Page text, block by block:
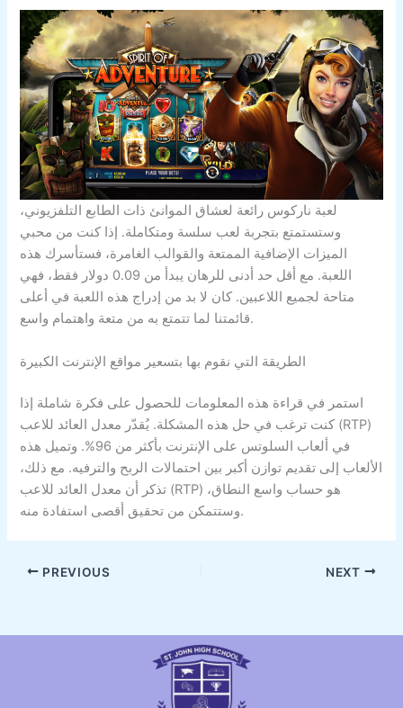
لعبة ناركوس رائعة لعشاق الموانئ ذات الطابع التلفزيوني،
وستستمتع بتجربة لعب سلسة ومتكاملة. إذا كنت من محبي
الميزات الإضافية الممتعة والقوالب الغامرة، فستأسرك هذه
اللعبة. مع أقل حد أدنى للرهان يبدأ من 0.09 دولار فقط، فهي
متاحة لجميع اللاعبين. كان لا بد من إدراج هذه اللعبة في أعلى
قائمتنا لما تتمتع به من متعة واهتمام واسع.
الطريقة التي نقوم بها بتسعير مواقع الإنترنت الكبيرة
استمر في قراءة هذه المعلومات للحصول على فكرة شاملة إذا
كنت ترغب في حل هذه المشكلة. يُقدّر معدل العائد للاعب (RTP)
في ألعاب السلوتس على الإنترنت بأكثر من 96%. وتميل هذه
الألعاب إلى تقديم توازن أكبر بين احتمالات الربح والترفيه. مع ذلك،
تذكر أن معدل العائد للاعب (RTP) هو حساب واسع النطاق،
وستتمكن من تحقيق أقصى استفادة منه.
PREVIOUS NEXT